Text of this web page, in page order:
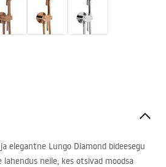
elegantne Lungo Diamond bideesegu
lahendus neile, kes otsivad moodsa